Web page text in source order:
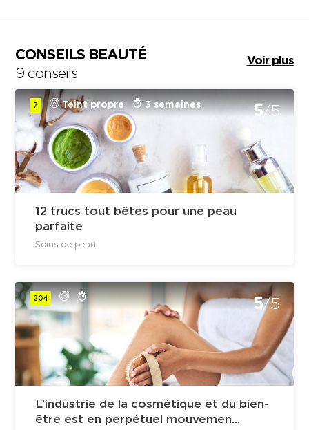
CONSEILS BEAUTÉ
9 conseils
Voir plus
7 Teint propre 3 semaines 5/5
12 trucs tout bêtes pour une peau
parfaite
Soins de peau
204 5/5
L’industrie de la cosmétique et du bien-
être est en perpétuel mouvemen...